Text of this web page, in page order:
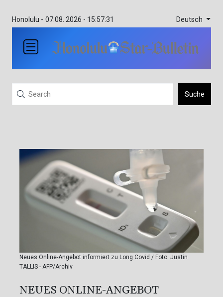
Honolulu - 07.08. 2026 - 15:57:31 Deutsch
Suche
Neues Online-Angebot informiert zu Long Covid / Foto: Justin
TALLIS - AFP/Archiv
NEUES ONLINE-ANGEBOT